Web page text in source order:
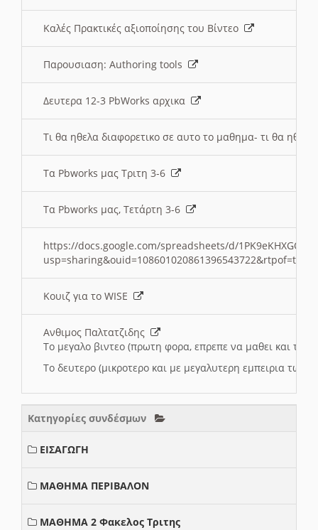
Καλές Πρακτικές αξιοποίησης του Βίντεο
Παρουσιαση: Authoring tools
Δευτερα 12-3 PbWorks αρχικα
Τι θα ηθελα διαφορετικο σε αυτο το μαθημα- τι θα
Τα Pbworks μας Τριτη 3-6
Τα Pbworks μας, Τετάρτη 3-6
https://docs.google.com/spreadsheets/d/
Κουιζ για το WISE
Ανθιμος Παλτατζιδης
Το μεγαλο βιντεο (πρωτη φορα, επρεπε να μαθει και το
Το δευτερο (μικροτερο και με μεγαλυτερη εμπειρια
Κατηγορίες συνδέσμων
ΕΙΣΑΓΩΓΗ
ΜΑΘΗΜΑ ΠΕΡΙΒΑΛΟΝ
ΜΑΘΗΜΑ 2 Φακελος Τριτης